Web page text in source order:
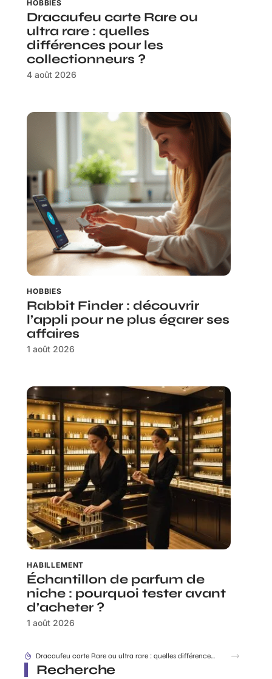
HOBBIES
Dracaufeu carte Rare ou
ultra rare : quelles
différences pour les
collectionneurs ?
4 août 2026
HOBBIES
Rabbit Finder : découvrir
l’appli pour ne plus égarer ses
affaires
1 août 2026
HABILLEMENT
Échantillon de parfum de
niche : pourquoi tester avant
d’acheter ?
1 août 2026
Rabbit Finder : découvrir l’appli pour ne plus égarer ses affaires
Recherche